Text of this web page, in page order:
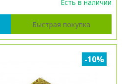
Есть в наличии
Быстрая покупка
-10%